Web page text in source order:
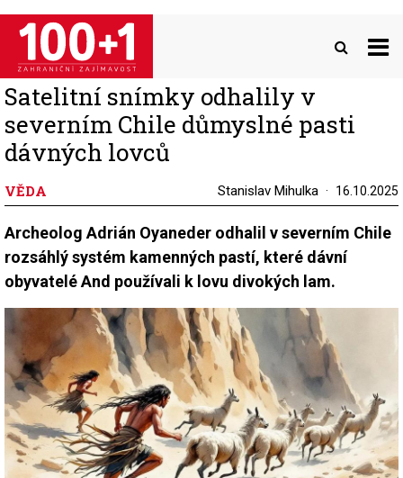
Přejít
hlavnímu
obsahu
Satelitní snímky odhalily v
severním Chile důmyslné pasti
dávných lovců
VĚDA Stanislav Mihulka 16.10.2025
Archeolog Adrián Oyaneder odhalil v severním Chile
rozsáhlý systém kamenných pastí, které dávní
obyvatelé And používali k lovu divokých lam.